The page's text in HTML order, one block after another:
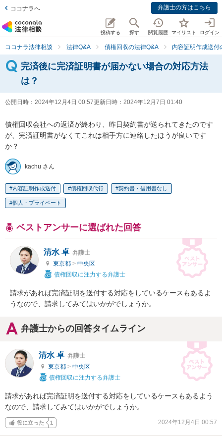
ココナラへ 弁護士の方はこちら
投稿する 探す 閲覧履歴 マイリスト ログイン
ココナラ法律相談 法律Q&A 債権回収の法律Q&A 内容証明作成送付
完済後に完済証明書が届かない場合の対応方法
は？
公開日時： 2024年12月4日 00:57更新日時： 2024年12月7日 01:40
債権回収会社への返済が終わり、昨日契約書が送られてきたのです
が、完済証明書がなくてこれは相手方に連絡したほうが良いです
か？
kachu さん
内容証明作成送付 債権回収代行 契約書・借用書なし
個人・プライベート
ベストアンサーに選ばれた回答
清水 卓 弁護士
東京都 > 中央区
債権回収に注力する弁護士
請求があれば完済証明を送付する対応をしているケースもあるよ
うなので、請求してみてはいかがでしょうか。
弁護士からの回答タイムライン
清水 卓 弁護士
東京都 > 中央区
債権回収に注力する弁護士
請求があれば完済証明を送付する対応をしているケースもあるよう
なので、請求してみてはいかがでしょうか。
役に立った 1 2024年12月4日 00:57